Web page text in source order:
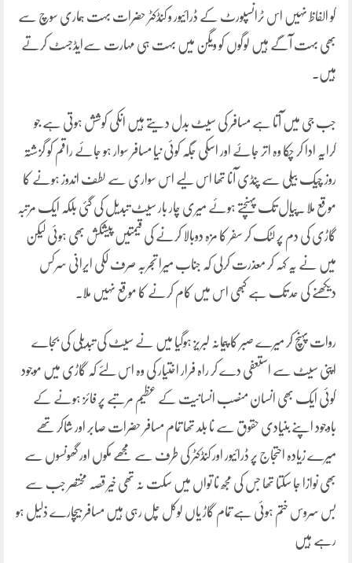
کو الفاظ نہیں اس ٹرانسپورٹ کے ڈرائیور و کنڈکٹر حضرات بہت ہماری سوچ سے
بھی بہت آگے ہیں لوگوں کو ویگن میں بہت ہی مہارت سےایڈجسٹ کرتے
ہیں۔
جب جی میں آتا ہے مسافر کی سیٹ بدل دیتے ہیں انکی کوشش ہوتی ہے جو
کرایہ ادا کر چکا وہ اتر جاۓ اور اسکی جگہ کوئی نیا مسافر سوار ہو جائے راقم کو گزشتہ
روز چیک بیلی سے پنڈی آنا تھا اس لیے اس سواری سے لطف اندوز ہونے کا
موقع ملا ۔پیال تک پہنچتے ہوئے میری چار بار سیٹ تبدیل کی گئی بلکہ ایک مرتبہ
گاڑی کی دم پر لٹک کر سفر کا مزہ دوبالا کرنے کی قیمتیں پیشکش بھی ہوئی لیکن
میں نے یہ کہہ کر معذرت کرلی کہ جناب میرا تجربہ صرف لکی ایرانی سرکس
دیکھنے کی حد تک ہے کبھی اس میں کام کرنے کا موقع نہیں ملا۔
روات پہنچ کر میرے صبر کا پیمانہ لبریز ہوگیا میں نے سیٹ کی تبدیلی کی بجاے
اپنی سیٹ سے استعفی دے کر راہ فرار اختیار کی وہ اس لئے کہ گاڑی میں موجود
کوئی ایک بھی انسان منصب انسانیت کے عظیم مرتبے پر فائز ہونے کے
باوجود اپنے بنیادی حقوق سے نا بلد تھا تمام مسافر حضرات صابر اور شاکر تھے
میرے زیادہ احتجاج پر ڈرائیور اور کنڈکٹر کی طرف سے مجھے مکوں اور گھونسوں سے
بھی نوازا جا سکتا تھا جس کی مجھ نا تواں میں سکت نہ تھی خیر قصہ مختصر جب سے
بس سروس ختم ہوئی ہے تمام گاڑ یاں لوکل چل رہی ہیں مسافر بیچارے ذلیل ہو
رہے ہیں